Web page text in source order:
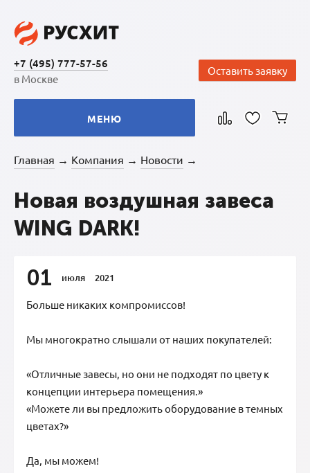
+7 (495) 777-57-56
в Москве
Оставить заявку
МЕНЮ
Главная → Компания → Новости →
Новая воздушная завеса
WING DARK!
01 июля 2021
Больше никаких компромиссов!
Мы многократно слышали от наших покупателей:
«Отличные завесы, но они не подходят по цвету к
концепции интерьера помещения.»
«Можете ли вы предложить оборудование в темных
цветах?»
Да, мы можем!